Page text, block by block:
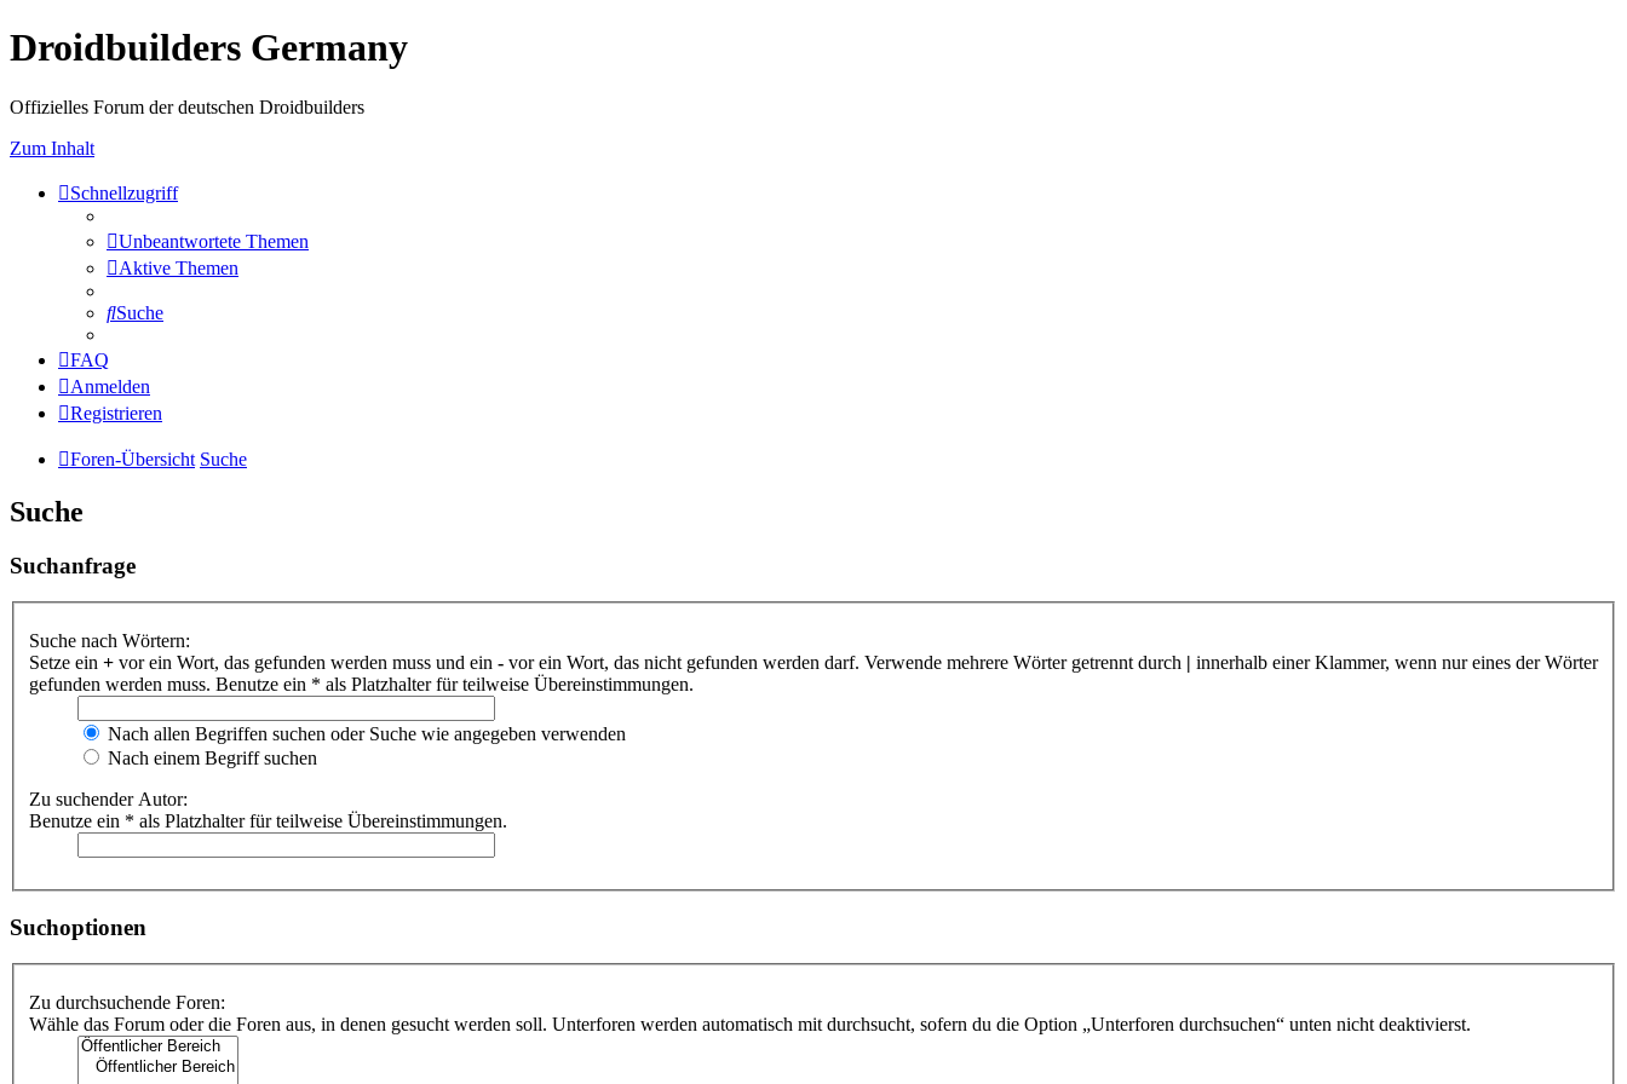
Droidbuilders Germany
Offizielles Forum der deutschen Droidbuilders
Zum Inhalt
Schnellzugriff
Unbeantwortete Themen
Aktive Themen
Suche
FAQ
Anmelden
Registrieren
Foren-Übersicht Suche
Suche
Suchanfrage
Suche nach Wörtern:
Setze ein + vor ein Wort, das gefunden werden muss und ein - vor ein Wort, das nicht gefunden werden darf. Verwende mehrere Wörter getrennt durch | innerhalb einer Klammer, wenn nur eines der Wörter
gefunden werden muss. Benutze ein * als Platzhalter für teilweise Übereinstimmungen.
Nach allen Begriffen suchen oder Suche wie angegeben verwenden
Nach einem Begriff suchen
Zu suchender Autor:
Benutze ein * als Platzhalter für teilweise Übereinstimmungen.
Suchoptionen
Zu durchsuchende Foren:
Wähle das Forum oder die Foren aus, in denen gesucht werden soll. Unterforen werden automatisch mit durchsucht, sofern du die Option „Unterforen durchsuchen“ unten nicht deaktivierst.